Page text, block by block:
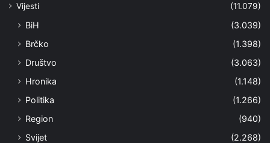
Vijesti
(11.079)
BiH
(3.039)
Brčko
(1.398)
Društvo
(3.063)
Hronika
(1.148)
Politika
(1.266)
Region
(940)
Svijet
(2.268)